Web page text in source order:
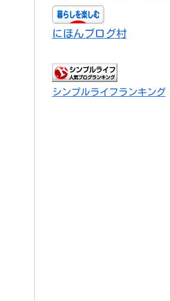
にほんブログ村
シンプルライフランキング